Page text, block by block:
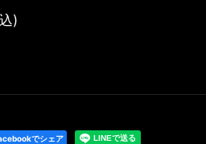
)
でシェア